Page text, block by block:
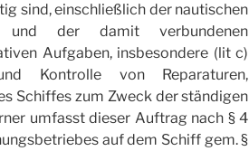
sind, einschließlich der nautischen
und der damit verbundenen
Aufgaben, insbesondere (lit c)
Kontrolle von Reparaturen,
Schiffes zum Zweck der ständigen
umfasst dieser Auftrag nach § 4
auf dem Schiff gem. §